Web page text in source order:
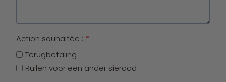
Action souhaitée : *
Terugbetaling
Ruilen voor een ander sieraad